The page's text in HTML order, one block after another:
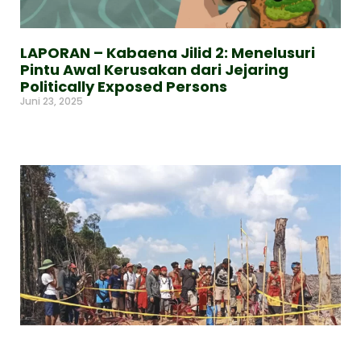
LAPORAN – Kabaena Jilid 2: Menelusuri
Pintu Awal Kerusakan dari Jejaring
Politically Exposed Persons
Juni 23, 2025